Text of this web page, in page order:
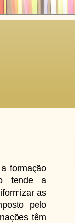
formação
tende a
as
pelo
têm